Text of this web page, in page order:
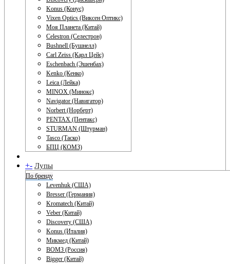
Konus (Конус)
Vixen Optics (Виксен Оптикс)
Моя Планета (Китай)
Celestron (Селестрон)
Bushnell (Бушнелл)
Carl Zeiss (Карл Цейс)
Eschenbach (Эшенбах)
Kenko (Кенко)
Leica (Лейка)
MINOX (Минокс)
Navigator (Навигатор)
Norbert (Норберт)
PENTAX (Пентакс)
STURMAN (Штурман)
Tasco (Таско)
БПЦ (КОМЗ)
+- Лупы
По бренду
Levenhuk (США)
Bresser (Германия)
Kromatech (Китай)
Veber (Китай)
Discovery (США)
Konus (Италия)
Микмед (Китай)
ВОМЗ (Россия)
Bigger (Китай)